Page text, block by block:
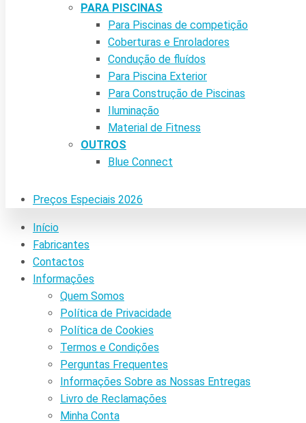
PARA PISCINAS
Para Piscinas de competição
Coberturas e Enroladores
Condução de fluídos
Para Piscina Exterior
Para Construção de Piscinas
Iluminação
Material de Fitness
OUTROS
Blue Connect
Preços Especiais 2026
Início
Fabricantes
Contactos
Informações
Quem Somos
Política de Privacidade
Política de Cookies
Termos e Condições
Perguntas Frequentes
Informações Sobre as Nossas Entregas
Livro de Reclamações
Minha Conta